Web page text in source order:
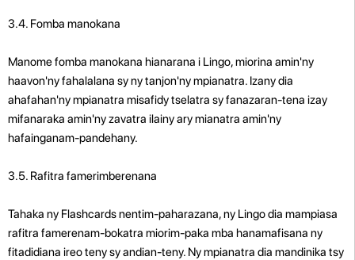
3.4. Fomba manokana
Manome fomba manokana hianarana i Lingo, miorina amin'ny
haavon'ny fahalalana sy ny tanjon'ny mpianatra. Izany dia
ahafahan'ny mpianatra misafidy tselatra sy fanazaran-tena izay
mifanaraka amin'ny zavatra ilainy ary mianatra amin'ny
hafainganam-pandehany.
3.5. Rafitra famerimberenana
Tahaka ny Flashcards nentim-paharazana, ny Lingo dia mampiasa
rafitra famerenam-bokatra miorim-paka mba hanamafisana ny
fitadidiana ireo teny sy andian-teny. Ny mpianatra dia mandinika tsy